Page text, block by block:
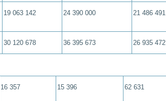
19 063 142 24 390 000 21 486 491
30 120 678 36 395 673 26 935 472
16 357 15 396 62 631